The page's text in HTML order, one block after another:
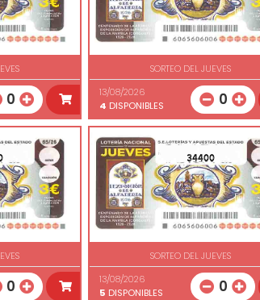
0
SORTEO DEL JUEVES
13/08/2026
4 DISPONIBLES 0
0
34400
SORTEO DEL JUEVES
13/08/2026
5 DISPONIBLES 0